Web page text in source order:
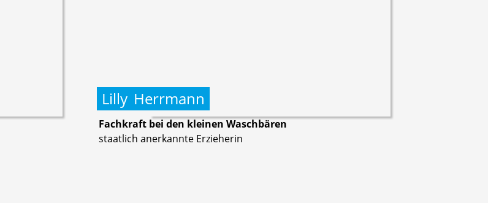
Lilly Herrmann
Fachkraft bei den kleinen Waschbären
staatlich anerkannte Erzieherin